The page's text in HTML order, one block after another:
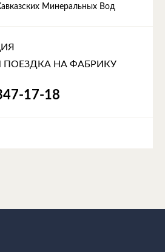
Минеральных Вод
ПОЕЗДКА НА ФАБРИКУ
17-18